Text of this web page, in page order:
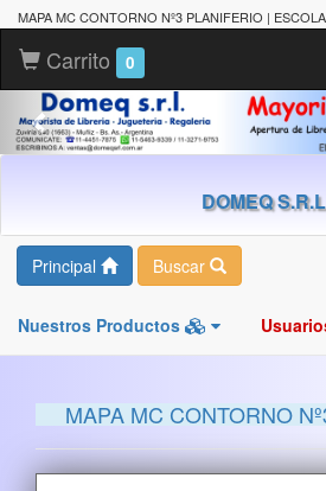
MAPA MC CONTORNO Nº3 PLANIFERIO |
Carrito 0
DOMEQ
Principal Buscar
Nuestros Productos
MAPA MC CONTORNO